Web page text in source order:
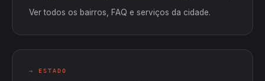
Ver todos os bairros, FAQ e serviços da cidade.
→ ESTADO